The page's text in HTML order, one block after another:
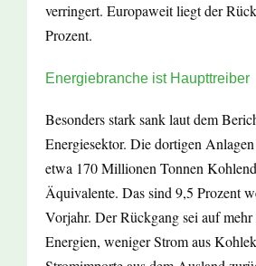
verringert. Europaweit liegt der
Prozent.
Energiebranche ist Haupttreiber
Besonders stark sank laut dem
Energiesektor. Die dortigen
etwa 170 Millionen Tonnen
Äquivalente. Das sind 9,5 Prozent
Vorjahr. Der Rückgang sei auf mehr
Energien, weniger Strom aus